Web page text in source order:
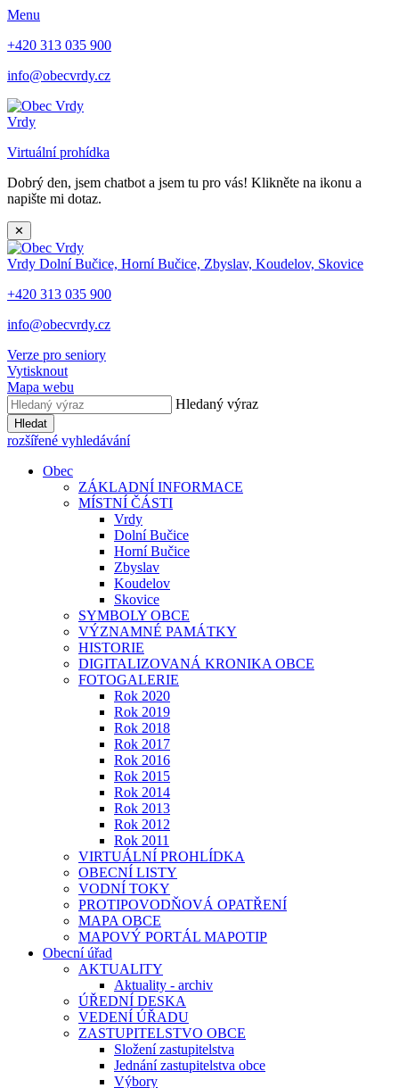
Menu
+420 313 035 900
info@obecvrdy.cz
Vrdy
Virtuální prohídka
Dobrý den, jsem chatbot a jsem tu pro vás! Klikněte na ikonu a
napište mi dotaz.
✕
Vrdy Dolní Bučice, Horní Bučice, Zbyslav, Koudelov, Skovice
+420 313 035 900
info@obecvrdy.cz
Verze pro seniory
Vytisknout
Mapa webu
Hledaný výraz
Hledat
rozšířené vyhledávání
Obec
ZÁKLADNÍ INFORMACE
MÍSTNÍ ČÁSTI
Vrdy
Dolní Bučice
Horní Bučice
Zbyslav
Koudelov
Skovice
SYMBOLY OBCE
VÝZNAMNÉ PAMÁTKY
HISTORIE
DIGITALIZOVANÁ KRONIKA OBCE
FOTOGALERIE
Rok 2020
Rok 2019
Rok 2018
Rok 2017
Rok 2016
Rok 2015
Rok 2014
Rok 2013
Rok 2012
Rok 2011
VIRTUÁLNÍ PROHLÍDKA
OBECNÍ LISTY
VODNÍ TOKY
PROTIPOVODŇOVÁ OPATŘENÍ
MAPA OBCE
MAPOVÝ PORTÁL MAPOTIP
Obecní úřad
AKTUALITY
Aktuality - archiv
ÚŘEDNÍ DESKA
VEDENÍ ÚŘADU
ZASTUPITELSTVO OBCE
Složení zastupitelstva
Jednání zastupitelstva obce
Výbory